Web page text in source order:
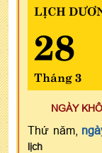
LỊCH
28
Tháng 3
NGÀY
Thứ năm,
lịch